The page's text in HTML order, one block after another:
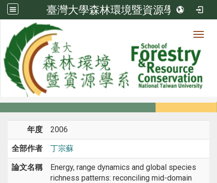
臺灣大學森林環境暨資源學系
系所成員
系所成員
年度 2006
全部作者 丁宗蘇
論文名稱
Energy, range dynamics and global species
richness patterns: reconciling mid-domain